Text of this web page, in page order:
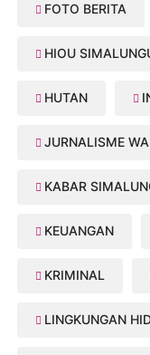
FOTO BERITA
HIOU
HUTAN
JURNALISME
KABAR
KEUANGAN
KRIMINAL
LINGKUNGAN